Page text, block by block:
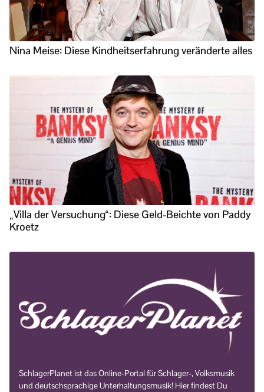
Nina Meise: Diese Kindheitserfahrung veränderte alles
„Villa der Versuchung“: Diese Geld-Beichte von Paddy
Kroetz
SchlagerPlanet ist das Online-Portal für Schlager-, Volksmusik
und deutschsprachige Unterhaltungsmusik! Hier findest Du